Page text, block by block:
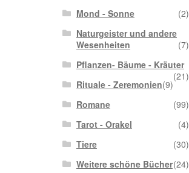
Mond - Sonne
(2)
Naturgeister und andere
Wesenheiten
(7)
Pflanzen- Bäume - Kräuter
(21)
Rituale - Zeremonien(9)
Romane
(99)
Tarot - Orakel
(4)
Tiere
(30)
Weitere schöne Bücher(24)